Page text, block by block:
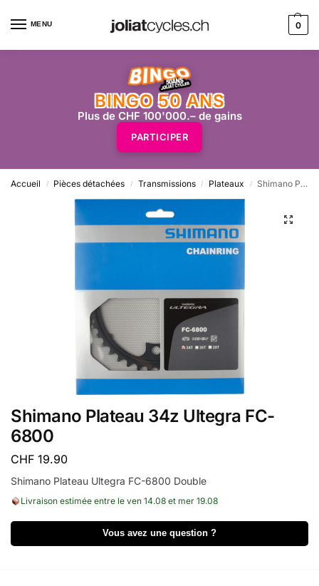
MENU 0
BINGO 50 ANS
Plus de CHF 100'000.– de gains
PARTICIPER
Accueil / Pièces détachées / Transmissions / Plateaux / Shimano Plateau 34z Ultegra FC-6800
Shimano Plateau 34z Ultegra FC-
6800
CHF 19.90
Shimano Plateau Ultegra FC-6800 Double
Livraison estimée entre le ven 14.08 et mer 19.08
Vous avez une question ?